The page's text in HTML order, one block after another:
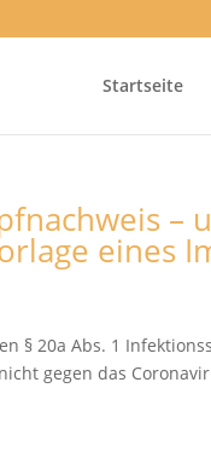
Startseite
–
eines
§ 20a Abs. 1
gegen das